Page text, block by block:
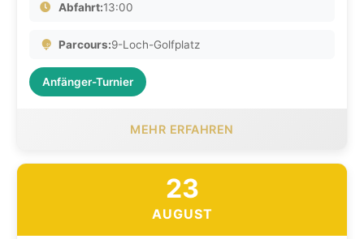
Abfahrt:13:00
Parcours:9-Loch-Golfplatz
Anfänger-Turnier
MEHR ERFAHREN
23
AUGUST